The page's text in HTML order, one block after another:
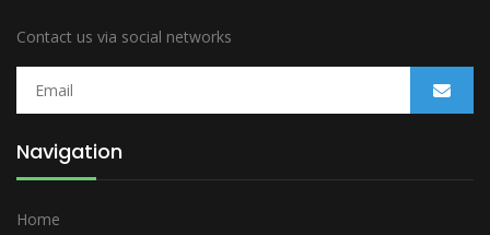
Contact us via social networks
Navigation
Home